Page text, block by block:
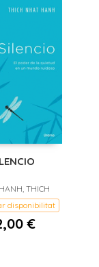
THICH
disponibilitat
€